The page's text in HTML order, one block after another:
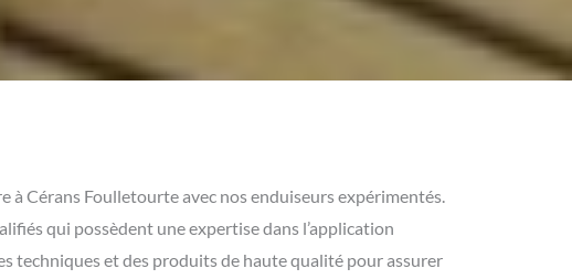
à Cérans Foulletourte avec nos enduiseurs expérimentés.
qui possèdent une expertise dans l’application
techniques et des produits de haute qualité pour assurer